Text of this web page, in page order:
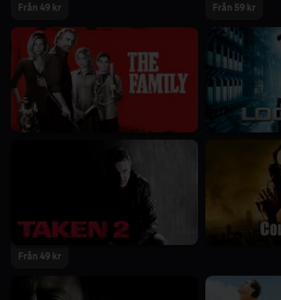
Från 49 kr Från 59 kr
Från 49 kr